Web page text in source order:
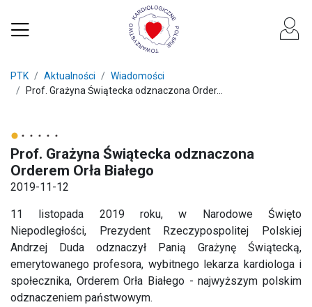
PTK Aktualności
Wiadomości
Prof. Grażyna Świątecka odznaczona Order...
Prof. Grażyna Świątecka odznaczona
Orderem Orła Białego
2019-11-12
11 listopada 2019 roku, w Narodowe Święto
Niepodległości, Prezydent Rzeczypospolitej Polskiej
Andrzej Duda odznaczył Panią Grażynę Świątecką,
emerytowanego profesora, wybitnego lekarza kardiologa i
społecznika, Orderem Orła Białego - najwyższym polskim
odznaczeniem państwowym.